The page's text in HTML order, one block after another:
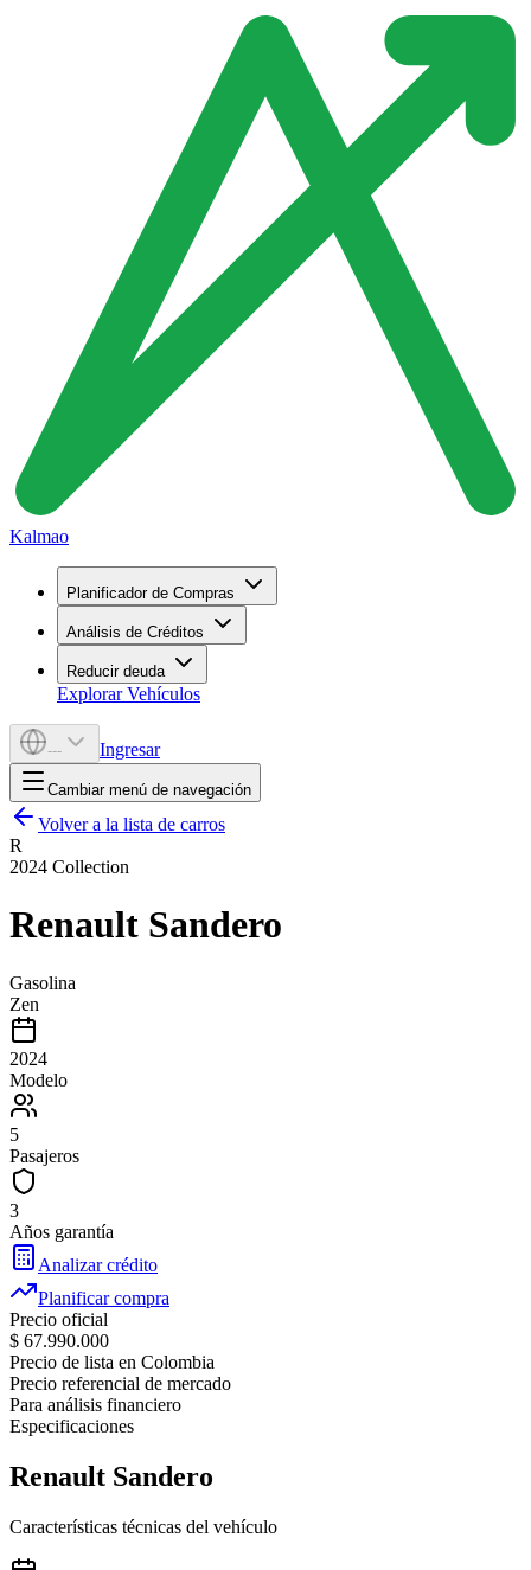
Kalmao
Planificador de Compras
Análisis de Créditos
Reducir deuda
Explorar Vehículos
--- Ingresar
Cambiar menú de navegación
Volver a la lista de carros
R
2024 Collection
Renault Sandero
Gasolina
Zen
2024
Modelo
5
Pasajeros
3
Años garantía
Analizar crédito
Planificar compra
Precio oficial
$ 67.990.000
Precio de lista en Colombia
Precio referencial de mercado
Para análisis financiero
Especificaciones
Renault Sandero
Características técnicas del vehículo